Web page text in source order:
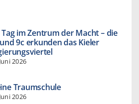
Tag im Zentrum der Macht – die
9c erkunden das Kieler
2026
Traumschule
2026